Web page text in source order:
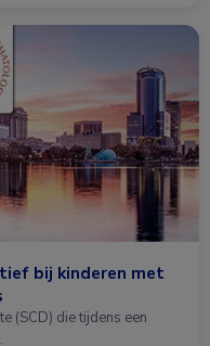
bij kinderen met
(SCD) die tijdens een